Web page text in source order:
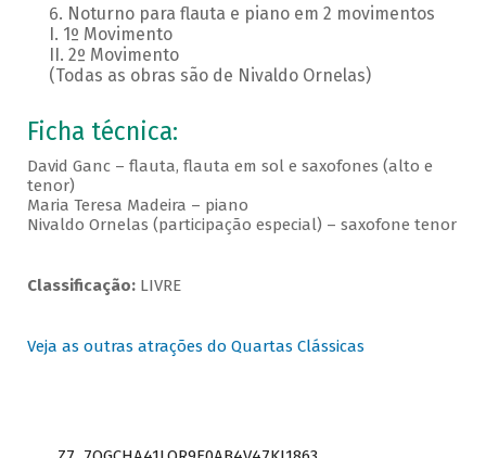
Noturno para flauta e piano em 2 movimentos
I. 1º Movimento
II. 2º Movimento
(Todas as obras são de Nivaldo Ornelas)
Ficha técnica:
David Ganc – flauta, flauta em sol e saxofones (alto e
tenor)
Maria Teresa Madeira – piano
Nivaldo Ornelas (participação especial) – saxofone tenor
Classificação:LIVRE
Veja as outras atrações do Quartas Clássicas